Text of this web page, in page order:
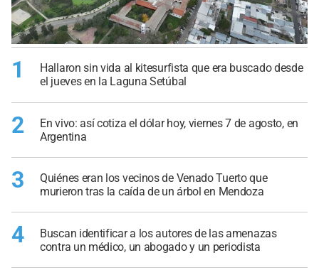
1
Hallaron sin vida al kitesurfista que era buscado desde
el jueves en la Laguna Setúbal
2
En vivo: así cotiza el dólar hoy, viernes 7 de agosto, en
Argentina
3
Quiénes eran los vecinos de Venado Tuerto que
murieron tras la caída de un árbol en Mendoza
4
Buscan identificar a los autores de las amenazas
contra un médico, un abogado y un periodista